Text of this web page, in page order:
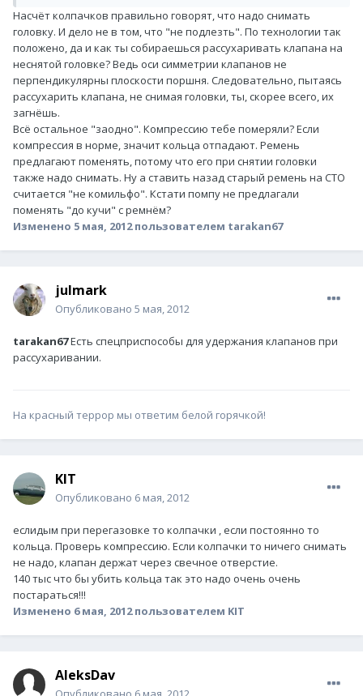
Насчёт колпачков правильно говорят, что надо снимать
головку. И дело не в том, что "не подлезть". По технологии так
положено, да и как ты собираешься рассухаривать клапана на
неснятой головке? Ведь оси симметрии клапанов не
перпендикулярны плоскости поршня. Следовательно, пытаясь
рассухарить клапана, не снимая головки, ты, скорее всего, их
загнёшь.
Всё остальное "заодно". Компрессию тебе померяли? Если
компрессия в норме, значит кольца отпадают. Ремень
предлагают поменять, потому что его при снятии головки
также надо снимать. Ну а ставить назад старый ремень на СТО
считается "не комильфо". Кстати помпу не предлагали
поменять "до кучи" с ремнём?
Изменено 5 мая, 2012пользователем tarakan67
julmark
Опубликовано 5 мая, 2012
tarakan67Есть спецприспособы для удержания клапанов при
рассухаривании.
На красный террор мы ответим белой горячкой!
KIT
Опубликовано 6 мая, 2012
еслидым при перегазовке то колпачки , если постоянно то
кольца. Проверь компрессию. Если колпачки то ничего снимать
не надо, клапан держат через свечное отверстие.
140 тыс что бы убить кольца так это надо очень очень
постараться!!!
Изменено 6 мая, 2012пользователем KIT
AleksDav